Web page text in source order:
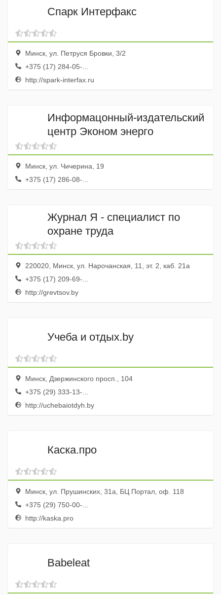
Спарк Интерфакс
Минск, ул. Петруся Бровки, 3/2
+375 (17) 284-05-...
http://spark-interfax.ru
Информацонный-издательский
центр Эконом энерго
Минск, ул. Чичерина, 19
+375 (17) 286-08-...
Журнал Я - специалист по
охране труда
220020, Минск, ул. Нарочанская, 11, эт. 2, каб. 21а
+375 (17) 209-69-...
http://grevtsov.by
Учеба и отдых.by
Минск, Дзержинского просп., 104
+375 (29) 333-13-...
http://uchebaiotdyh.by
Каска.про
Минск, ул. Прушинских, 31а, БЦ Портал, оф. 118
+375 (29) 750-00-...
http://kaska.pro
Babeleat